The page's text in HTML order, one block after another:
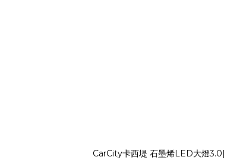
CarCity卡西堤 石墨烯LED大燈3.0|